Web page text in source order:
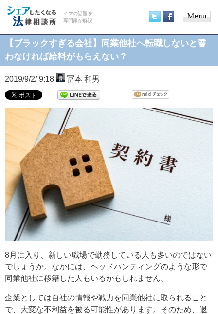
イマの話題を
専門家が解説
menu
【ブラックすぎる会社】同業他社へ転職しないと誓
わなければ給料がもらえない？
2019/9/2/ 9:18 冨本 和男
8月に入り、新しい職場で勤務している人も多いのではない
でしょうか。なかには、ヘッドハンティングのような形で
同業他社に移籍した人もいるかもしれません。
企業としては自社の情報や戦力を同業他社に取られること
で、大変な不利益を被る可能性があります。そのため、退